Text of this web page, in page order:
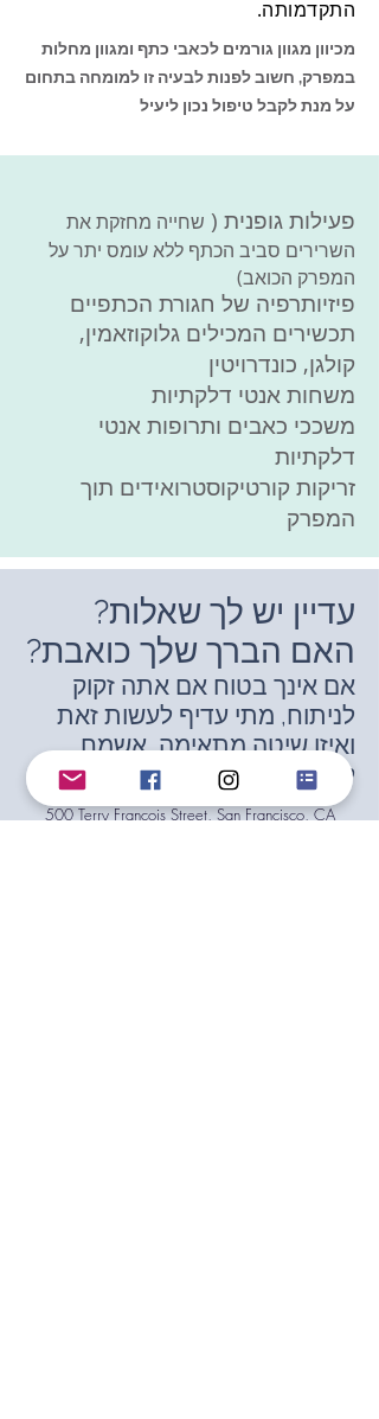
התקדמותה.
מכיוון ​מגוון גורמים לכאבי כתף ומגוון מחלות
במפרק, חשוב לפנות לבעיה זו למומחה בתחום
על מנת לקבל טיפול נכון ליעיל
פעילות גופנית ( שחייה מחזקת את
השרירים סביב הכתף ללא עומס יתר על
המפרק הכואב)
פיזיותרפיה של חגורת הכתפיים
תכשירים המכילים גלוקוזאמין,
קולגן, כונדרויטין
משחות אנטי דלקתיות
משככי כאבים ותרופות אנטי
דלקתיות
זריקות קורטיקוסטרואידים תוך
המפרק
עדיין יש לך שאלות?
האם הברך שלך כואבת?
אם אינך בטוח אם אתה זקוק
לניתוח, מתי עדיף לעשות זאת
ואיזו שיטה מתאימה, אשמח
לעזור לך.
500 Terry Francois Street, San Francisco, CA